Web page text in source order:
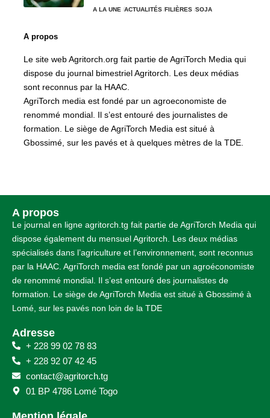
A LA UNE ACTUALITÉS FILIÈRES SOJA
A propos
Le site web Agritorch.org fait partie de AgriTorch Media qui
dispose du journal bimestriel Agritorch. Les deux médias
sont reconnus par la HAAC.
AgriTorch media est fondé par un agroeconomiste de
renommé mondial. Il s’est entouré des journalistes de
formation. Le siège de AgriTorch Media est situé à
Gbossimé, sur les pavés et à quelques mètres de la TDE.
A propos
Le journal en ligne agritorch.tg fait partie de AgriTorch Media qui
dispose également du mensuel Agritorch. Les deux médias
spécialisés dans l’agriculture et l’environnement, sont reconnus
par la HAAC. AgriTorch media est fondé par un agroéconomiste
de renommé mondial. Il s’est entouré des journalistes de
formation. Le siège de AgriTorch Media est situé à Gbossimé à
Lomé, sur les pavés non loin de la TDE
Adresse
+ 228 99 02 78 83
+ 228 92 07 42 45
contact@agritorch.tg
01 BP 4786 Lomé Togo